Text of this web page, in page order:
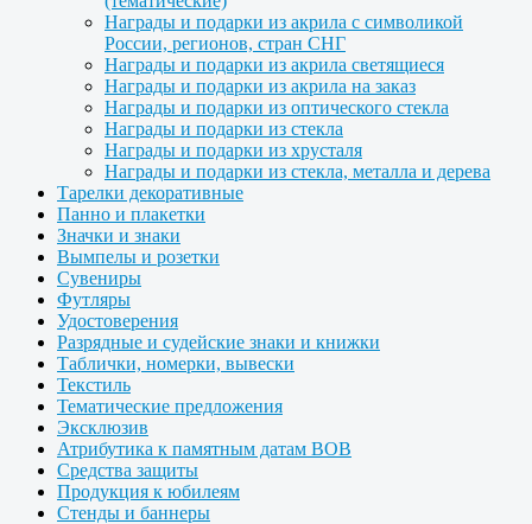
Награды и подарки из акрила с символикой
России, регионов, стран СНГ
Награды и подарки из акрила светящиеся
Награды и подарки из акрила на заказ
Награды и подарки из оптического стекла
Награды и подарки из стекла
Награды и подарки из хрусталя
Награды и подарки из стекла, металла и дерева
Тарелки декоративные
Панно и плакетки
Значки и знаки
Вымпелы и розетки
Сувениры
Футляры
Удостоверения
Разрядные и судейские знаки и книжки
Таблички, номерки, вывески
Текстиль
Тематические предложения
Эксклюзив
Атрибутика к памятным датам ВОВ
Средства защиты
Продукция к юбилеям
Стенды и баннеры